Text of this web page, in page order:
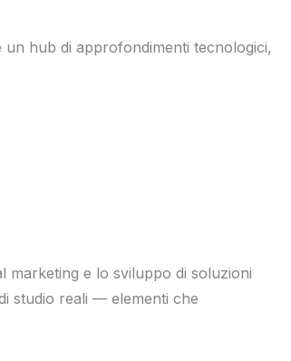
hub di approfondimenti tecnologici,
marketing e lo sviluppo di soluzioni
studio reali — elementi che